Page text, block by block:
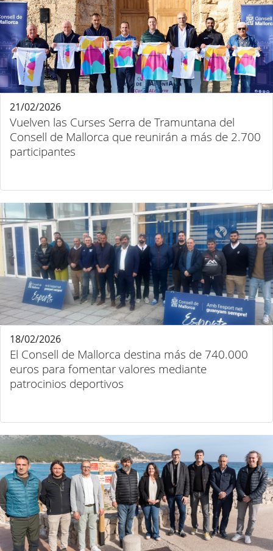
Vuelven las Curses Serra de Tramuntana del
Consell de Mallorca que reunirán a más de 2.700
participantes
21/02/2026
El Consell de Mallorca destina más de 740.000
euros para fomentar valores mediante
patrocinios deportivos
18/02/2026